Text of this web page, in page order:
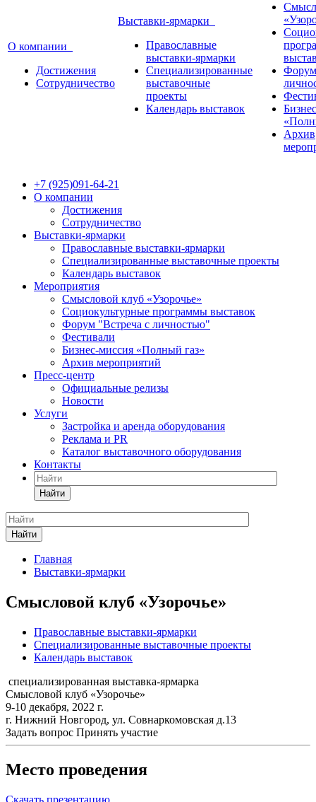
О компании
Достижения
Сотрудничество
Выставки-ярмарки
Православные
выставки-ярмарки
Специализированные
выставочные
проекты
Календарь выставок
Форум
Архив
+7 (925)091-64-21
О компании
Достижения
Сотрудничество
Выставки-ярмарки
Православные выставки-ярмарки
Специализированные выставочные проекты
Календарь выставок
Мероприятия
Смысловой клуб «Узорочье»
Социокультурные программы выставок
Форум "Встреча с личностью"
Фестивали
Бизнес-миссия «Полный газ»
Архив мероприятий
Пресс-центр
Официальные релизы
Новости
Услуги
Застройка и аренда оборудования
Реклама и PR
Каталог выставочного оборудования
Контакты
Найти
Найти
Главная
Выставки-ярмарки
Смысловой клуб «Узорочье»
Православные выставки-ярмарки
Специализированные выставочные проекты
Календарь выставок
специализированная выставка-ярмарка
Смысловой клуб «Узорочье»
9-10 декабря, 2022 г.
г. Нижний Новгород, ул. Совнаркомовская д.13
Задать вопрос Принять участие
Место проведения
Скачать презентацию